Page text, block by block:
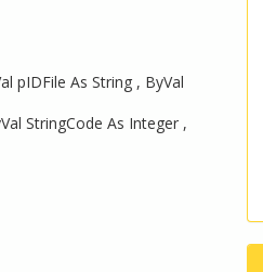
pIDFile As String , ByVal
StringCode As Integer ,